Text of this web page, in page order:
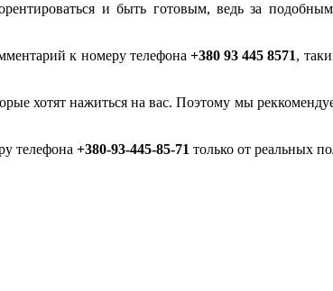
и быть готовым, ведь за
к номеру телефона +380 93 445 8571,
хотят нажиться на вас. Поэтому мы
телефона +380-93-445-85-71 только от реальных